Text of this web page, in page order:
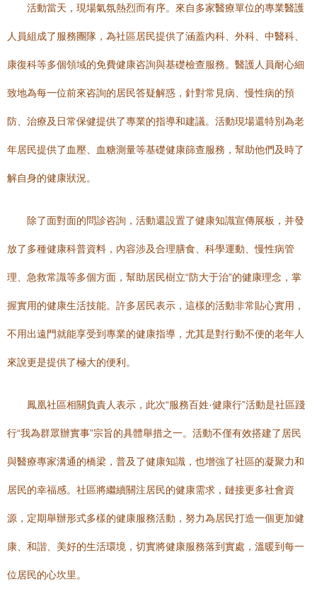
活動當天，現場氣氛熱烈而有序。來自多家醫療單位的專業醫護
人員組成了服務團隊，為社區居民提供了涵蓋內科、外科、中醫科、
康復科等多個領域的免費健康咨詢與基礎檢查服務。醫護人員耐心細
致地為每一位前來咨詢的居民答疑解惑，針對常見病、慢性病的預
防、治療及日常保健提供了專業的指導和建議。活動現場還特別為老
年居民提供了血壓、血糖測量等基礎健康篩查服務，幫助他們及時了
解自身的健康狀況。
除了面對面的問診咨詢，活動還設置了健康知識宣傳展板，并發
放了多種健康科普資料，內容涉及合理膳食、科學運動、慢性病管
理、急救常識等多個方面，幫助居民樹立“防大于治”的健康理念，掌
握實用的健康生活技能。許多居民表示，這樣的活動非常貼心實用，
不用出遠門就能享受到專業的健康指導，尤其是對行動不便的老年人
來說更是提供了極大的便利。
鳳凰社區相關負責人表示，此次“服務百姓·健康行”活動是社區踐
行“我為群眾辦實事”宗旨的具體舉措之一。活動不僅有效搭建了居民
與醫療專家溝通的橋梁，普及了健康知識，也增強了社區的凝聚力和
居民的幸福感。社區將繼續關注居民的健康需求，鏈接更多社會資
源，定期舉辦形式多樣的健康服務活動，努力為居民打造一個更加健
康、和諧、美好的生活環境，切實將健康服務落到實處，溫暖到每一
位居民的心坎里。